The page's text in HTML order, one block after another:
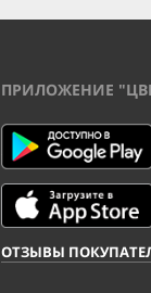
ПРИЛОЖЕНИЕ
ОТЗЫВЫ